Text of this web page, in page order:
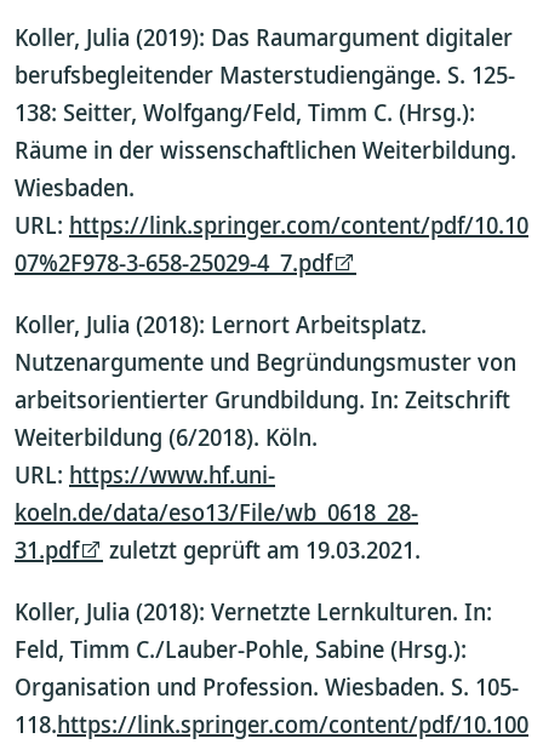
Koller, Julia (2019): Das Raumargument digitaler
berufsbegleitender Masterstudiengänge. S. 125-
138: Seitter, Wolfgang/Feld, Timm C. (Hrsg.):
Räume in der wissenschaftlichen Weiterbildung.
Wiesbaden.
URL: https://link.springer.com/content/pdf/10.10
07%2F978-3-658-25029-4_7.pdf
Koller, Julia (2018): Lernort Arbeitsplatz.
Nutzenargumente und Begründungsmuster von
arbeitsorientierter Grundbildung. In: Zeitschrift
Weiterbildung (6/2018). Köln.
URL: https://www.hf.uni-
koeln.de/data/eso13/File/wb_0618_28-
31.pdf
zuletzt geprüft am 19.03.2021.
Koller, Julia (2018): Vernetzte Lernkulturen. In:
Feld, Timm C./Lauber-Pohle, Sabine (Hrsg.):
Organisation und Profession. Wiesbaden. S. 105-
118.https://link.springer.com/content/pdf/10.100